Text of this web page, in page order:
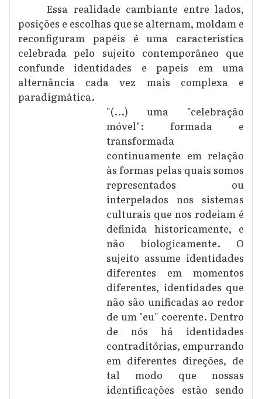
Essa realidade cambiante entre lados,
posições e escolhas que se alternam, moldam e
reconfiguram papéis é uma característica
celebrada pelo sujeito contemporâneo que
confunde identidades e papeis em uma
alternância cada vez mais complexa e
paradigmática.
"(...) uma "celebração
móvel": formada e
transformada
continuamente em relação
às formas pelas quais somos
representados ou
interpelados nos sistemas
culturais que nos rodeiam é
definida historicamente, e
não biologicamente. O
sujeito assume identidades
diferentes em momentos
diferentes, identidades que
não são unificadas ao redor
de um "eu" coerente. Dentro
de nós há identidades
contraditórias, empurrando
em diferentes direções, de
tal modo que nossas
identificações estão sendo